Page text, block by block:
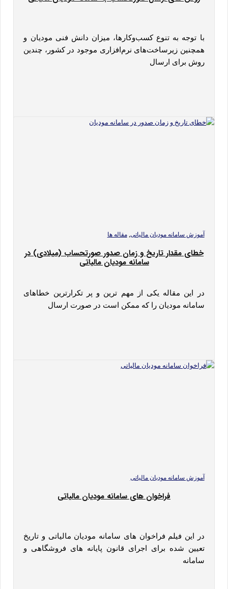
با توجه به تنوع کسب‌وکارها، میزان دانش فنی مودیان و
همچنین زیرساخت‌های نرم‌افزاری موجود در کشور، چندین
روش برای ارسال
آموزش سامانه مودیان مالیاتی,مقاله ها
خطای مقدار تاریخ و زمان صدور صورتحساب (میلادی) در
سامانه مودیان مالیاتی
در این مقاله یکی از مهم ترین و پر تکرارترین خطاهای
سامانه مودیان را که ممکن است در صورت ارسال
آموزش سامانه مودیان مالیاتی
فراخوان های سامانه مودیان مالیاتی
در این فیلم فراخوان های سامانه مودیان مالیاتی و تاریخ
تعیین شده برای اجرای قانون پایانه های فروشگاهی و
سامانه